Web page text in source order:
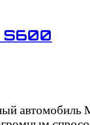
S600
автомобиль